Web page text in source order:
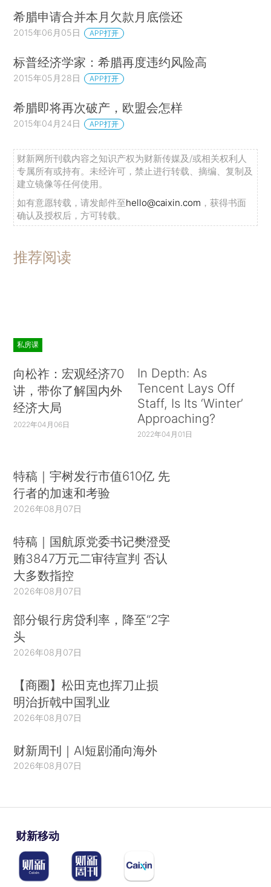
希腊申请合并本月欠款月底偿还
2015年06月05日 APP打开
标普经济学家：希腊再度违约风险高
2015年05月28日 APP打开
希腊即将再次破产，欧盟会怎样
2015年04月24日 APP打开
财新网所刊载内容之知识产权为财新传媒及/或相关权利人
专属所有或持有。未经许可，禁止进行转载、摘编、复制及
建立镜像等任何使用。
如有意愿转载，请发邮件至hello@caixin.com ，获得书面
确认及授权后，方可转载。
推荐阅读
私房课
向松祚：宏观经济70
讲，带你了解国内外
经济大局
2022年04月06日
In Depth: As
Tencent Lays Off
Staff, Is Its ‘Winter’
Approaching?
2022年04月01日
特稿｜宇树发行市值610亿 先
行者的加速和考验
2026年08月07日
特稿｜国航原党委书记樊澄受
贿3847万元二审待宣判 否认
大多数指控
2026年08月07日
部分银行房贷利率，降至“2字
头
2026年08月07日
【商圈】松田克也挥刀止损
明治折戟中国乳业
2026年08月07日
财新周刊｜AI短剧涌向海外
2026年08月07日
财新移动